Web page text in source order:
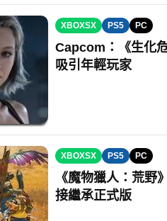
XBOXSX PS5 PC
Capcom：《生化
吸引年輕玩家
XBOXSX PS5 PC
《魔物獵人：荒
接繼承正式版